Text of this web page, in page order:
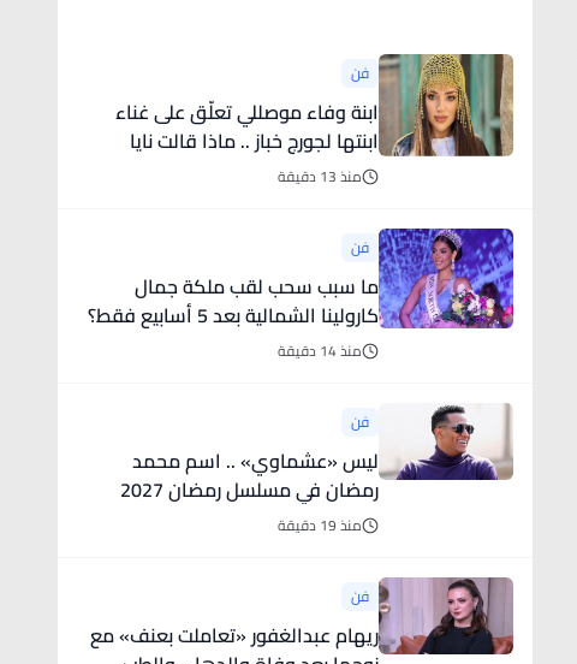
فن
ابنة وفاء موصللي تعلّق على غناء
ابنتها لجورج خباز .. ماذا قالت نايا
الأندلس؟
منذ 13 دقيقة
فن
ما سبب سحب لقب ملكة جمال
كارولينا الشمالية بعد 5 أسابيع فقط؟
منذ 14 دقيقة
فن
ليس «عشماوي» .. اسم محمد
رمضان في مسلسل رمضان 2027
منذ 19 دقيقة
فن
ريهام عبدالغفور «تعاملت بعنف» مع